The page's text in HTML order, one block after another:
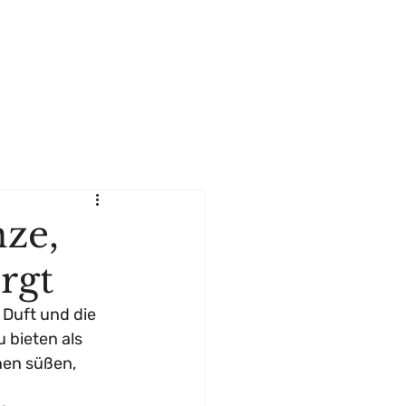
und die
bieten als
süßen,